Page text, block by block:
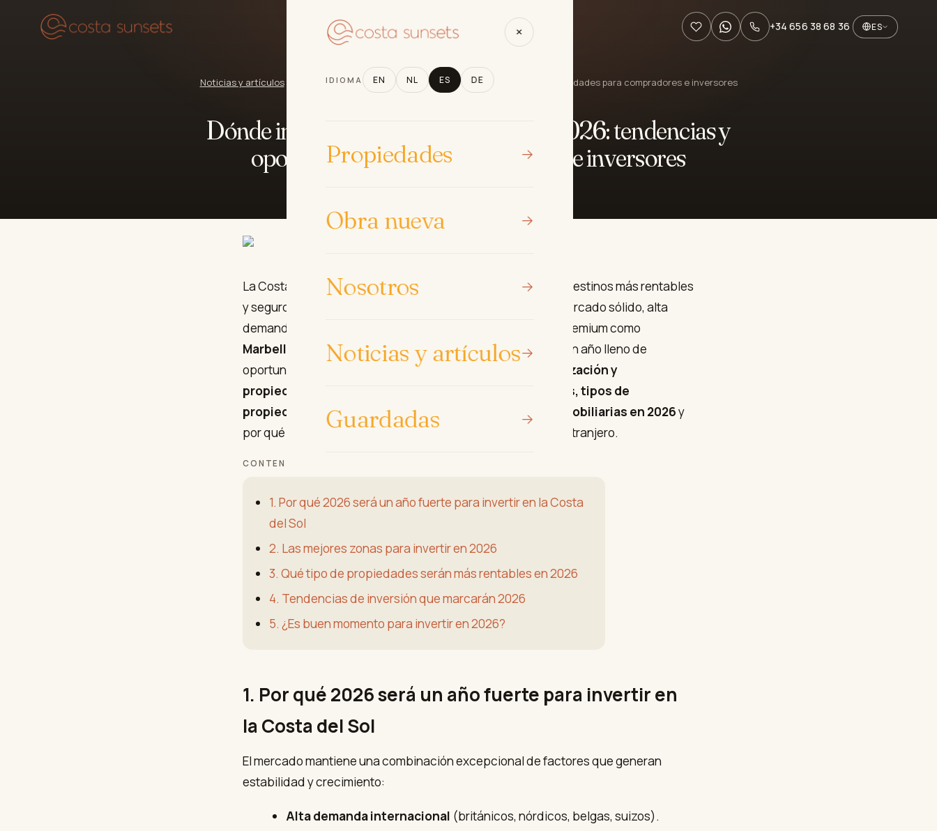
PropiedadesObra nueva Nosotros Noticias y artículos +34 656 38 68 36 ES
×
IDIOMA EN NL ES DE
Propiedades
Obra nueva
Nosotros
Noticias y artículos
Guardadas
Noticias y artículos› Dónde invertir en la Costa del Sol en 2026: tendencias y oportunidades para compradores e inversores
Dónde invertir en la Costa del Sol en 2026: tendencias y
oportunidades para compradores e inversores
La Costa del Sol continúa consolidándose como uno de los destinos más rentables
y seguros para la inversión inmobiliaria en Europa. Con un mercado sólido, alta
demanda internacional y un crecimiento estable en zonas premium como
Marbella, Benahavís y Estepona , 2026 se presenta como un año lleno de
oportunidades para quienes buscan
rentabilidad, revalorización y
propiedades de lujo
qué zonas, tipos de
propiedades y tendencias marcarán las inversiones inmobiliarias en 2026y
por qué la Costa del Sol sigue siendo un imán para capital extranjero.
CONTENTS
1. Por qué 2026 será un año fuerte para invertir en la Costa
del Sol
2. Las mejores zonas para invertir en 2026
3. Qué tipo de propiedades serán más rentables en 2026
4. Tendencias de inversión que marcarán 2026
5. ¿Es buen momento para invertir en 2026?
1. Por qué 2026 será un año fuerte para invertir en
la Costa del Sol
El mercado mantiene una combinación excepcional de factores que generan
estabilidad y crecimiento:
Alta demanda internacional (británicos, nórdicos, belgas, suizos).